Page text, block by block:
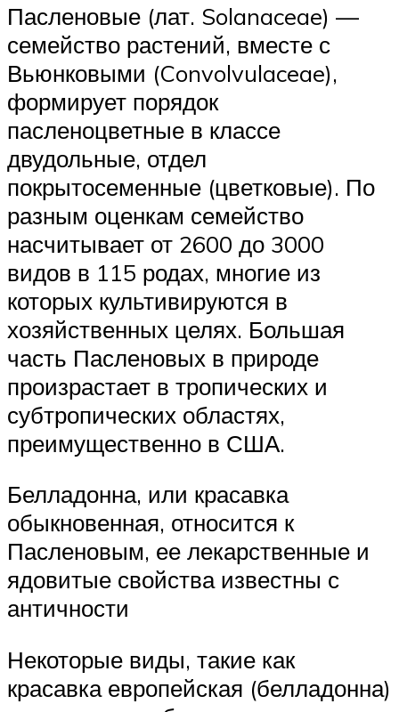
Пасленовые (лат. Solanaceae) —
семейство растений, вместе с
Вьюнковыми (Convolvulaceae),
формирует порядок
пасленоцветные в классе
двудольные, отдел
покрытосеменные (цветковые). По
разным оценкам семейство
насчитывает от 2600 до 3000
видов в 115 родах, многие из
которых культивируются в
хозяйственных целях. Большая
часть Пасленовых в природе
произрастает в тропических и
субтропических областях,
преимущественно в США.
Белладонна, или красавка
обыкновенная, относится к
Пасленовым, ее лекарственные и
ядовитые свойства известны с
античности
Некоторые виды, такие как
красавка европейская (белладонна)